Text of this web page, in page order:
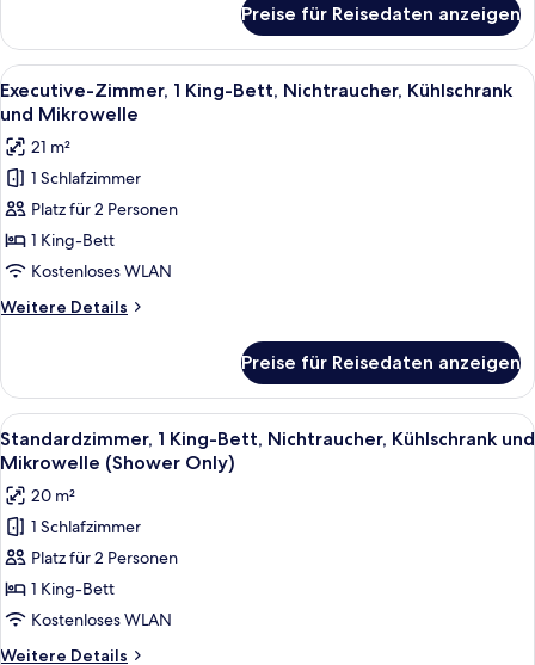
Only)
anzeigen
1 King-
Bett,
Nichtraucher,
Kühlschrank
Mikrowelle
(Shower
Only)
Preise für Reisedaten anzeigen
Alle
Fotos
für
Executive-
Zimmer,
1 King-
Bett,
Nichtraucher,
Kühlschrank
und
anzeigen
Ein ordentlich bezogenes Bett mit
4
Executive-Zimmer, 1 King-Bett, Nichtraucher, Kühlschrank
und Mikrowelle
21 m²
1 Schlafzimmer
Platz für 2 Personen
1 King-Bett
Kostenloses WLAN
Weitere Details
Weitere
Zimmer,
1 King-
Bett,
Nichtraucher,
und
Mikrowelle
Preise für Reisedaten anzeigen
Alle
Fotos
für
Standardzimmer,
1 King-
Bett,
Nichtraucher,
Kühlschrank
und
Ein Hotelzimmer mit einem großen
5
Standardzimmer, 1 King-Bett, Nichtraucher, Kühlschrank und
Mikrowelle (Shower Only)
20 m²
1 Schlafzimmer
Platz für 2 Personen
1 King-Bett
Kostenloses WLAN
Weitere Details
Weitere